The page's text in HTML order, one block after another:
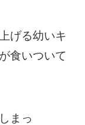
げる幼いキ
食いついて
まっ